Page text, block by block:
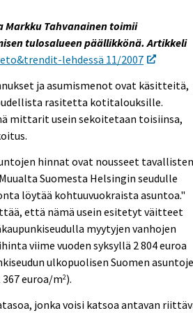
Tahvanainen toimii
tulosalueen päällikkönä. Artikkeli
lehdessä 11/2007
ja asumismenot ovat käsitteitä,
rasitetta kotitalouksille.
mittarit usein sekoitetaan toisiinsa,
hinnat ovat nousseet
Suomesta Helsingin seudulle
löytää kohtuuvuokraista asuntoa."
että nämä usein esitetyt väitteet
myytyjen vanhojen
viime vuoden syksyllä 2 804 euroa
ulkopuolisen Suomen
euroa/m2).
jonka voisi katsoa antavan